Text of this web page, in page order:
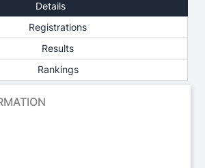
Details
Registrations
Results
Rankings